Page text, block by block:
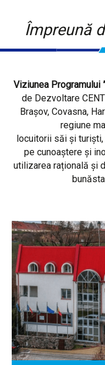
Împreună
Viziunea Programului
de Dezvoltare
Brașov, Covasna,
regiune
locuitorii săi și
pe cunoaștere și
utilizarea rațională și